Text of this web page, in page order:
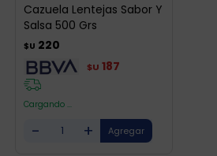
Cazuela Lentejas Sabor Y
Salsa 500 Grs
$U 220
$U 187
Cargando ...
- +